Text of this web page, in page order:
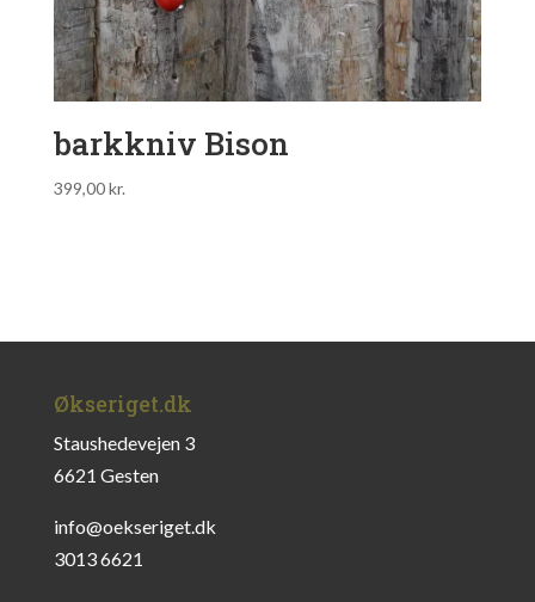
barkkniv Bison
399,00kr.
Økseriget.dk
Staushedevejen 3
6621 Gesten
info@oekseriget.dk
3013 6621